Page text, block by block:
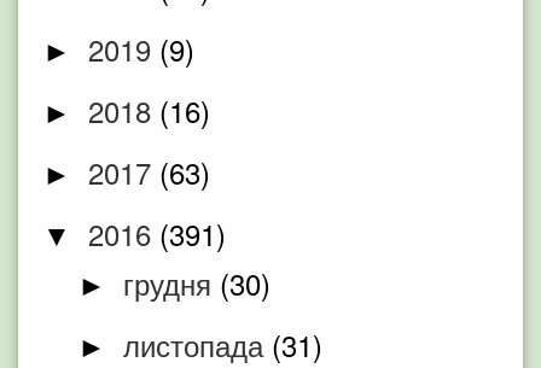
► 2019 (9)
► 2018 (16)
► 2017 (63)
▼ 2016 (391)
► грудня (30)
► листопада (31)